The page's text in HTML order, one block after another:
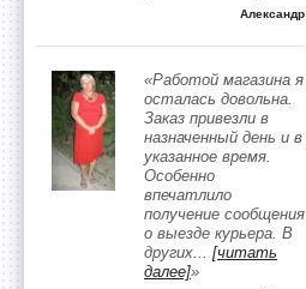
Александр
«Работой магазина я
осталась довольна.
Заказ привезли в
назначенный день и в
указанное время.
Особенно
впечатлило
получение сообщения
о выезде курьера. В
других... [читать
далее]»